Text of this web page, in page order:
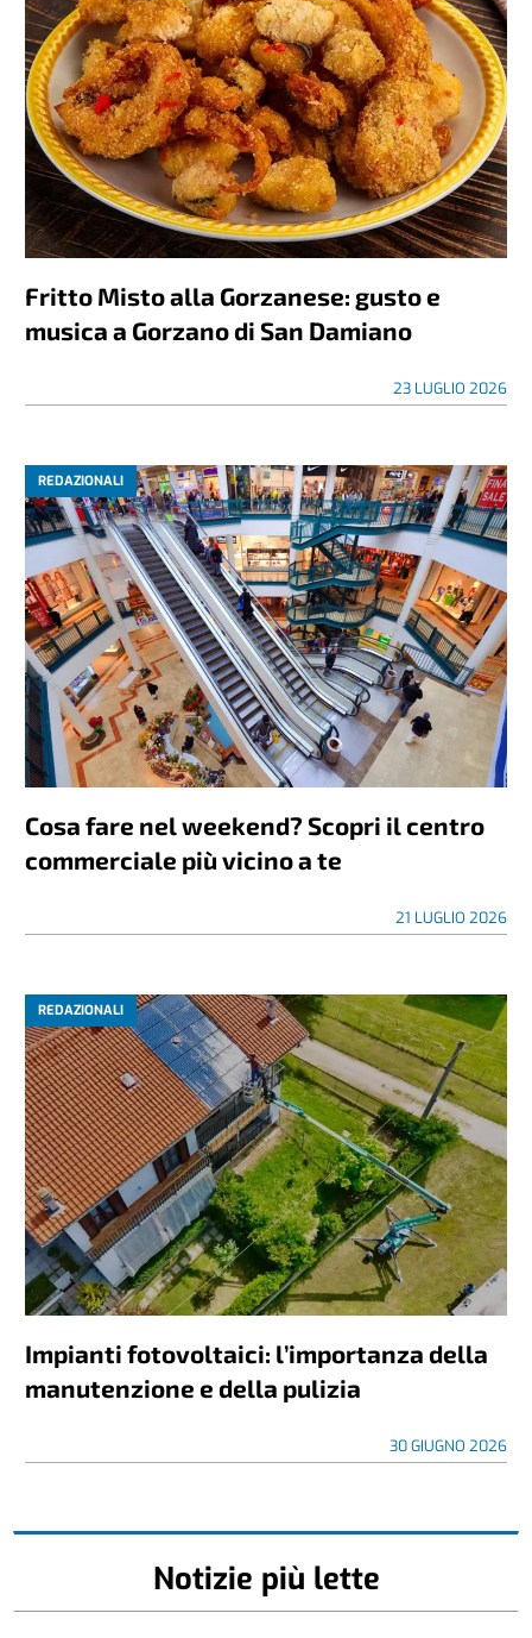
Fritto Misto alla Gorzanese: gusto e
musica a Gorzano di San Damiano
23 LUGLIO 2026
REDAZIONALI
Cosa fare nel weekend? Scopri il centro
commerciale più vicino a te
21 LUGLIO 2026
REDAZIONALI
Impianti fotovoltaici: l’importanza della
manutenzione e della pulizia
30 GIUGNO 2026
Notizie più lette